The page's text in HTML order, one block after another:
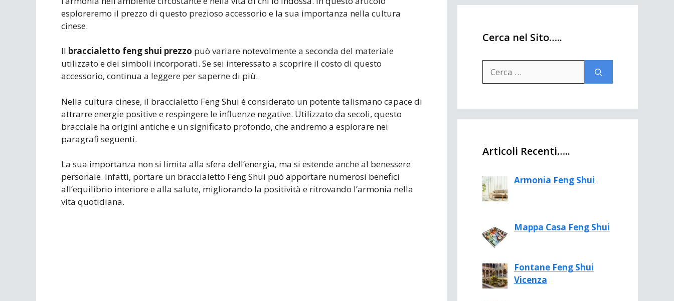
esploreremo il prezzo di questo prezioso accessorio e la sua importanza nella cultura
cinese.
Il braccialetto feng shui prezzo può variare notevolmente a seconda del materiale
utilizzato e dei simboli incorporati. Se sei interessato a scoprire il costo di questo
accessorio, continua a leggere per saperne di più.
Nella cultura cinese, il braccialetto Feng Shui è considerato un potente talismano capace di
attrarre energie positive e respingere le influenze negative. Utilizzato da secoli, questo
bracciale ha origini antiche e un significato profondo, che andremo a esplorare nei
paragrafi seguenti.
La sua importanza non si limita alla sfera dell’energia, ma si estende anche al benessere
personale. Infatti, portare un braccialetto Feng Shui può apportare numerosi benefici
all’equilibrio interiore e alla salute, migliorando la positività e ritrovando l’armonia nella
vita quotidiana.
Cerca nel Sito…..
per:
Articoli Recenti…..
Armonia Feng Shui
Mappa Casa Feng Shui
Fontane Feng Shui
Vicenza